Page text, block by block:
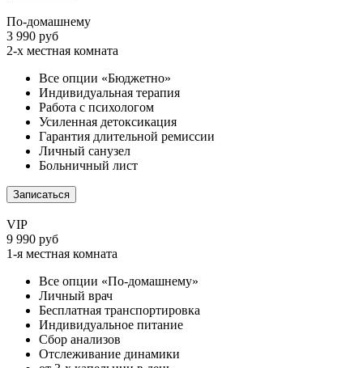
По-домашнему
3 990 руб
2-х местная комната
Все опции «Бюджетно»
Индивидуальная терапия
Работа с психологом
Усиленная детоксикация
Гарантия длительной ремиссии
Личный санузел
Больничный лист
Записаться
VIP
9 990 руб
1-я местная комната
Все опции «По-домашнему»
Личный врач
Бесплатная транспортировка
Индивидуальное питание
Сбор анализов
Отслеживание динамики